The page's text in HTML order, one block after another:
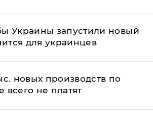
Украины запустили новый
для украинцев
новых производств по
всего не платят